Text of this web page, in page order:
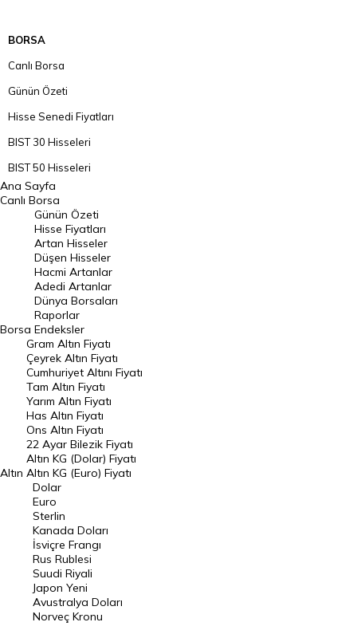
BORSA
Canlı Borsa
Günün Özeti
Hisse Senedi Fiyatları
BIST 30 Hisseleri
BIST 50 Hisseleri
BIST 100 Hisseleri
En Çok Artan Hisseler
En Çok Düşen Hisseler
Hacmi Artanlar
Geçmiş Kapanışlar
Dünya Borsaları
Raporlar
Endeksler
DÖVİZ
Döviz Kuru
Dolar Kuru
Euro Kuru
Pound Kuru
Frank Kuru
Riyal Kuru
Avustralya Doları
Danimarka Kronu Kuru
Ana Sayfa
Canlı Borsa
Borsa
Günün Özeti
Hisse Fiyatları
Artan Hisseler
Düşen Hisseler
Hacmi Artanlar
Adedi Artanlar
Dünya Borsaları
Raporlar
Endeksler
Altın
Gram Altın Fiyatı
Çeyrek Altın Fiyatı
Cumhuriyet Altını Fiyatı
Tam Altın Fiyatı
Yarım Altın Fiyatı
Has Altın Fiyatı
Ons Altın Fiyatı
22 Ayar Bilezik Fiyatı
Altın KG (Dolar) Fiyatı
Altın KG (Euro) Fiyatı
Dolar
Euro
Sterlin
Kanada Doları
İsviçre Frangı
Rus Rublesi
Suudi Riyali
Japon Yeni
Avustralya Doları
Norveç Kronu